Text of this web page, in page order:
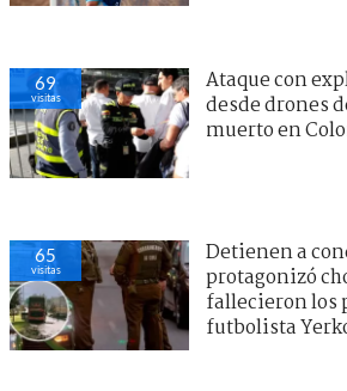
69
visitas
Ataque con
desde drones
muerto en
65
visitas
Detienen a
protagonizó
fallecieron los
futbolista